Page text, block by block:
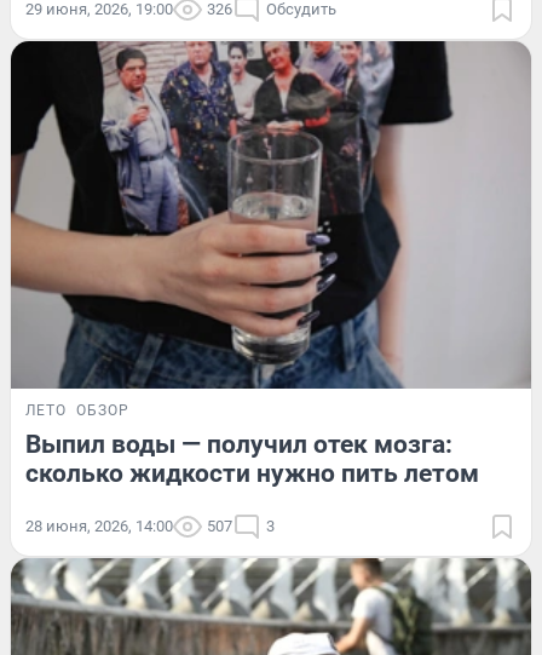
29 июня, 2026, 19:00 326 Обсудить
ЛЕТО ОБЗОР
Выпил воды — получил отек мозга:
сколько жидкости нужно пить летом
28 июня, 2026, 14:00 507 3